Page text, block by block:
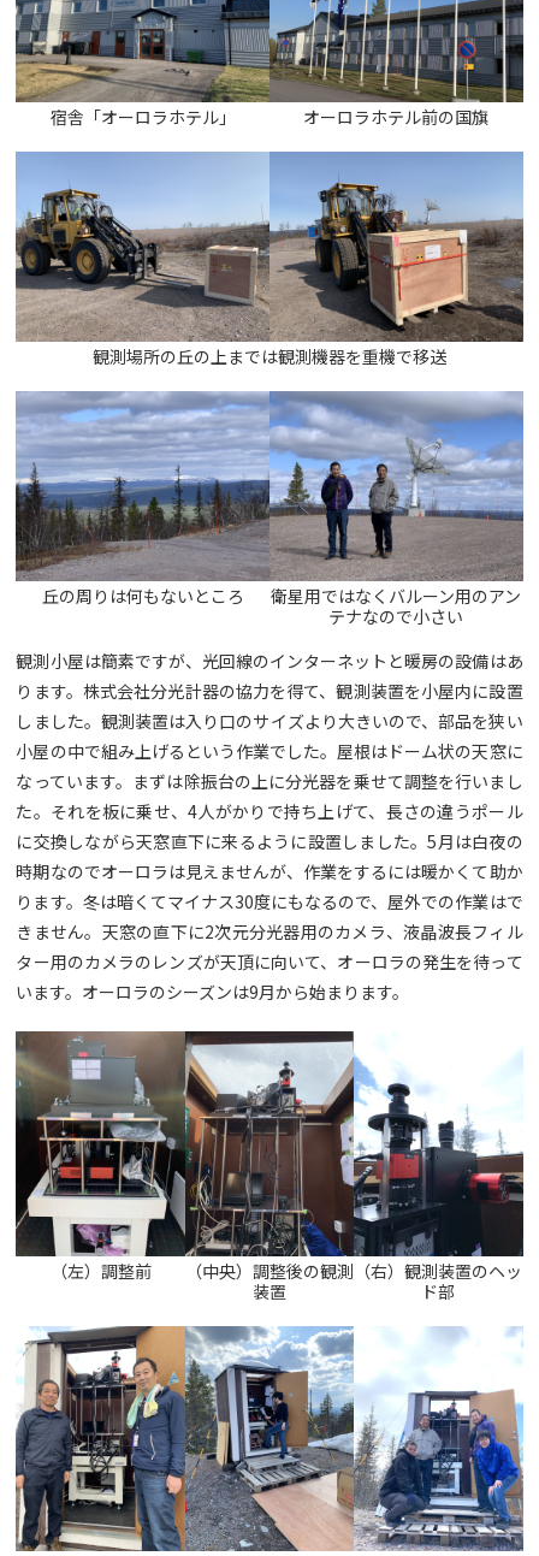
宿舎「オーロラホテル」 オーロラホテル前の国旗
観測場所の丘の上までは観測機器を重機で移送
丘の周りは何もないところ
衛星用ではなくバルーン用のアン
テナなので小さい
観測小屋は簡素ですが、光回線のインターネットと暖房の設備はあ
ります。株式会社分光計器の協力を得て、観測装置を小屋内に設置
しました。観測装置は入り口のサイズより大きいので、部品を狭い
小屋の中で組み上げるという作業でした。屋根はドーム状の天窓に
なっています。まずは除振台の上に分光器を乗せて調整を行いまし
た。それを板に乗せ、4人がかりで持ち上げて、長さの違うポール
に交換しながら天窓直下に来るように設置しました。5月は白夜の
時期なのでオーロラは見えませんが、作業をするには暖かくて助か
ります。冬は暗くてマイナス30度にもなるので、屋外での作業はで
きません。天窓の直下に2次元分光器用のカメラ、液晶波長フィル
ター用のカメラのレンズが天頂に向いて、オーロラの発生を待って
います。オーロラのシーズンは9月から始まります。
（左）調整前
（中央）調整後の観測
装置
（右）観測装置のヘッ
ド部